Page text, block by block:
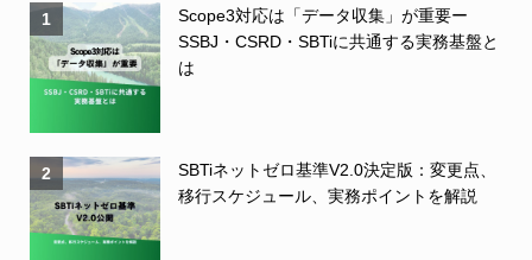
1
Scope3対応は「データ収集」が重要ー
SSBJ・CSRD・SBTiに共通する実務基盤と
は
2
SBTiネットゼロ基準V2.0決定版：変更点、
移行スケジュール、実務ポイントを解説